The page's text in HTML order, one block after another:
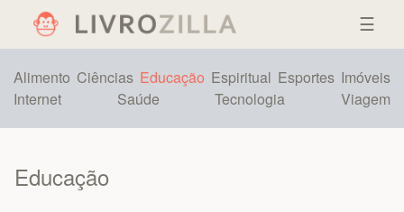
☰
Alimento Ciências Educação Espiritual Esportes Imóveis
Internet
Saúde Tecnologia Viagem
Educação